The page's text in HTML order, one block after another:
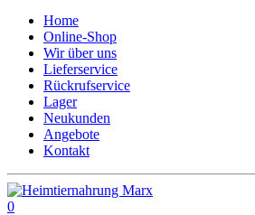
Home
Online-Shop
Wir über uns
Lieferservice
Rückrufservice
Lager
Neukunden
Angebote
Kontakt
0